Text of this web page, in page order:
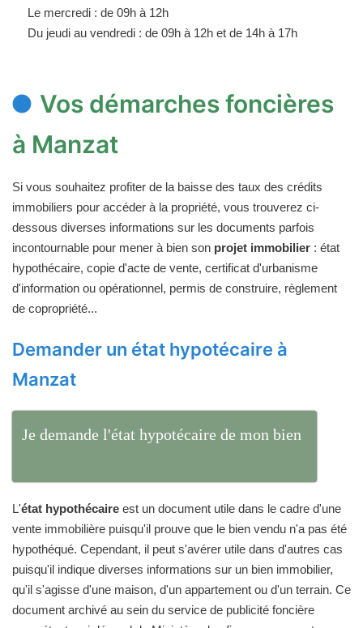
Le mercredi : de 09h à 12h
Du jeudi au vendredi : de 09h à 12h et de 14h à 17h
Vos démarches foncières
à Manzat
Si vous souhaitez profiter de la baisse des taux des crédits
immobiliers pour accéder à la propriété, vous trouverez ci-
dessous diverses informations sur les documents parfois
incontournable pour mener à bien son projet immobilier : état
hypothécaire, copie d'acte de vente, certificat d'urbanisme
d'information ou opérationnel, permis de construire, règlement
de copropriété...
Demander un état hypotécaire à
Manzat
Je demande l'état hypotécaire de mon bien
L'état hypothécaire est un document utile dans le cadre d'une
vente immobilière puisqu'il prouve que le bien vendu n'a pas été
hypothéqué. Cependant, il peut s'avérer utile dans d'autres cas
puisqu'il indique diverses informations sur un bien immobilier,
qu'il s'agisse d'une maison, d'un appartement ou d'un terrain. Ce
document archivé au sein du service de publicité foncière